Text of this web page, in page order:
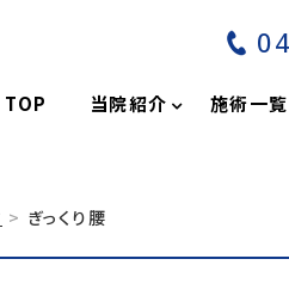
TOP 当院紹介 施術一覧
ぎっくり腰